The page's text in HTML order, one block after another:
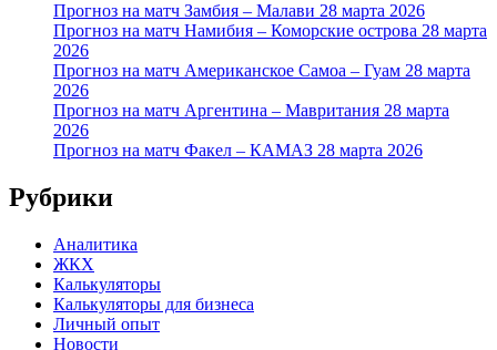
Прогноз на матч Замбия – Малави 28 марта 2026
Прогноз на матч Намибия – Коморские острова 28 марта
2026
Прогноз на матч Американское Самоа – Гуам 28 марта
2026
Прогноз на матч Аргентина – Мавритания 28 марта
2026
Прогноз на матч Факел – КАМАЗ 28 марта 2026
Рубрики
Аналитика
ЖКХ
Калькуляторы
Калькуляторы для бизнеса
Личный опыт
Новости